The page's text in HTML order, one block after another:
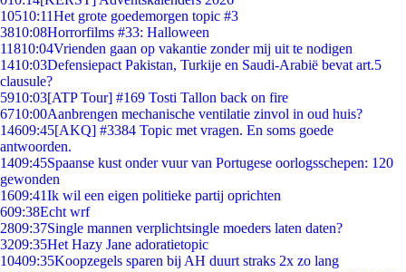
10510:11Het grote goedemorgen topic #3
3810:08Horrorfilms #33: Halloween
11810:04Vrienden gaan op vakantie zonder mij uit te nodigen
1410:03Defensiepact Pakistan, Turkije en Saudi-Arabië bevat art.5
clausule?
5910:03[ATP Tour] #169 Tosti Tallon back on fire
6710:00Aanbrengen mechanische ventilatie zinvol in oud huis?
14609:45[AKQ] #3384 Topic met vragen. En soms goede
antwoorden.
1409:45Spaanse kust onder vuur van Portugese oorlogsschepen: 120
gewonden
1609:41Ik wil een eigen politieke partij oprichten
609:38Echt wrf
2809:37Single mannen verplichtsingle moeders laten daten?
3209:35Het Hazy Jane adoratietopic
10409:35Koopzegels sparen bij AH duurt straks 2x zo lang